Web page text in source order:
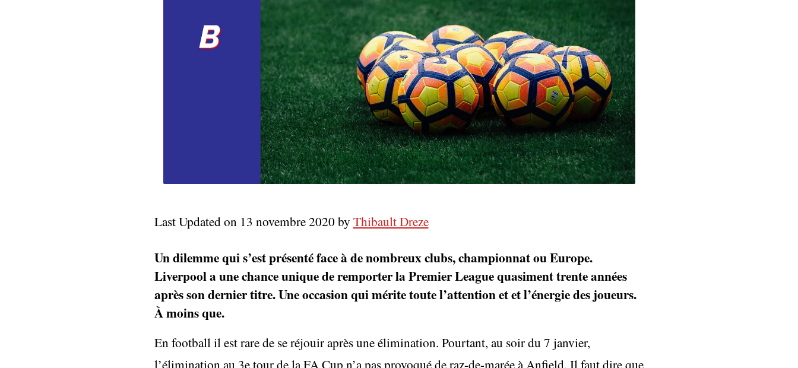
Last Updated on 13 novembre 2020 by Thibault Dreze
Un dilemme qui s’est présenté face à de nombreux clubs, championnat ou Europe.
Liverpool a une chance unique de remporter la Premier League quasiment trente années
après son dernier titre. Une occasion qui mérite toute l’attention et et l’énergie des joueurs.
À moins que.
En football il est rare de se réjouir après une élimination. Pourtant, au soir du 7 janvier,
l’élimination au 3e tour de la FA Cup n’a pas provoqué de raz-de-marée à Anfield. Il faut dire que